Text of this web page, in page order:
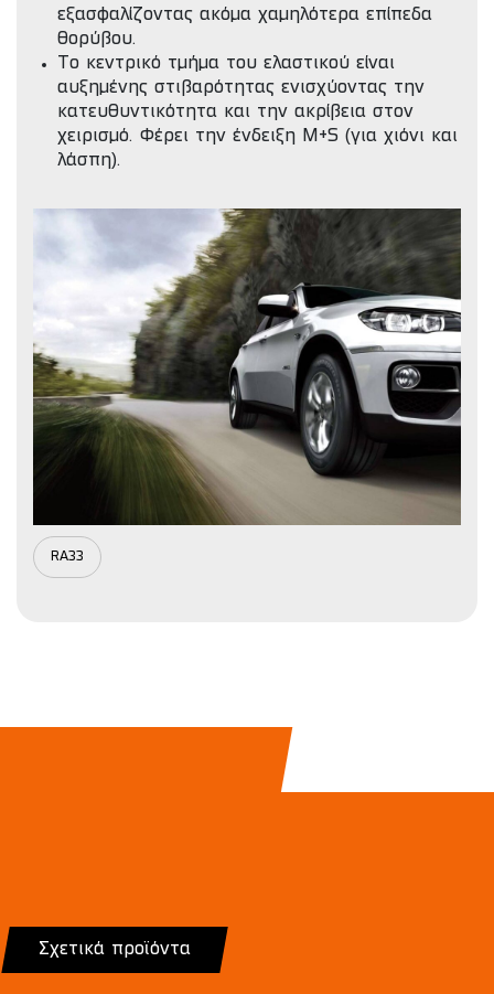
εξασφαλίζοντας ακόμα χαμηλότερα επίπεδα
θορύβου.
Το κεντρικό τμήμα του ελαστικού είναι
αυξημένης στιβαρότητας ενισχύοντας την
κατευθυντικότητα και την ακρίβεια στον
χειρισμό. Φέρει την ένδειξη M+S (για χιόνι και
λάσπη).
RA33
Σχετικά προϊόντα